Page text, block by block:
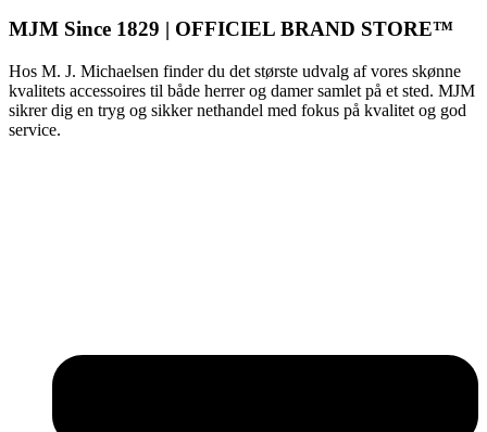
MJM Since 1829 | OFFICIEL BRAND STORE™
Hos M. J. Michaelsen finder du det største udvalg af vores skønne
kvalitets accessoires til både herrer og damer samlet på et sted. MJM
sikrer dig en tryg og sikker nethandel med fokus på kvalitet og god
service.